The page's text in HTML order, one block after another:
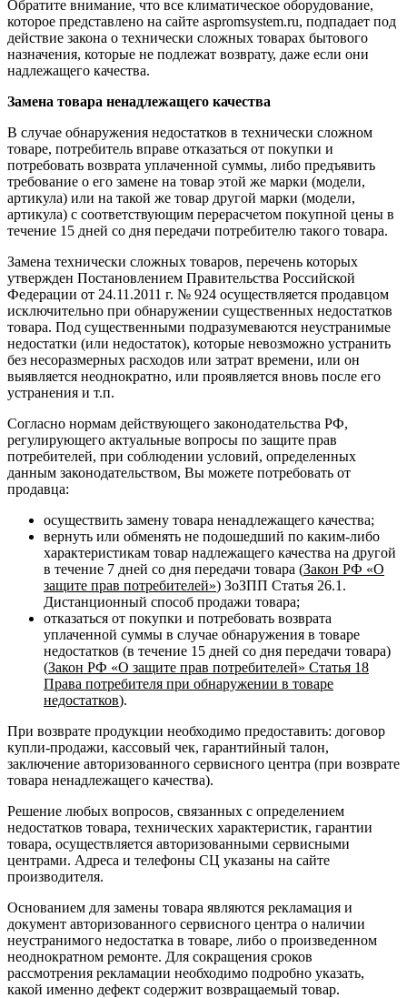
Обратите внимание, что все климатическое оборудование,
которое представлено на сайте aspromsystem.ru, подпадает под
действие закона о технически сложных товарах бытового
назначения, которые не подлежат возврату, даже если они
надлежащего качества.
Замена товара ненадлежащего качества
В случае обнаружения недостатков в технически сложном
товаре, потребитель вправе отказаться от покупки и
потребовать возврата уплаченной суммы, либо предъявить
требование о его замене на товар этой же марки (модели,
артикула) или на такой же товар другой марки (модели,
артикула) с соответствующим перерасчетом покупной цены в
течение 15 дней со дня передачи потребителю такого товара.
Замена технически сложных товаров, перечень которых
утвержден Постановлением Правительства Российской
Федерации от 24.11.2011 г. № 924 осуществляется продавцом
исключительно при обнаружении существенных недостатков
товара. Под существенными подразумеваются неустранимые
недостатки (или недостаток), которые невозможно устранить
без несоразмерных расходов или затрат времени, или он
выявляется неоднократно, или проявляется вновь после его
устранения и т.п.
Согласно нормам действующего законодательства РФ,
регулирующего актуальные вопросы по защите прав
потребителей, при соблюдении условий, определенных
данным законодательством, Вы можете потребовать от
продавца:
осуществить замену товара ненадлежащего качества;
вернуть или обменять не подошедший по каким-либо
характеристикам товар надлежащего качества на другой
в течение 7 дней со дня передачи товара (Закон РФ «О
защите прав потребителей») ЗоЗПП Статья 26.1.
Дистанционный способ продажи товара;
отказаться от покупки и потребовать возврата
уплаченной суммы в случае обнаружения в товаре
недостатков (в течение 15 дней со дня передачи товара)
(Закон РФ «О защите прав потребителей» Статья 18
Права потребителя при обнаружении в товаре
недостатков).
При возврате продукции необходимо предоставить: договор
купли-продажи, кассовый чек, гарантийный талон,
заключение авторизованного сервисного центра (при возврате
товара ненадлежащего качества).
Решение любых вопросов, связанных с определением
недостатков товара, технических характеристик, гарантии
товара, осуществляется авторизованными сервисными
центрами. Адреса и телефоны СЦ указаны на сайте
производителя.
Основанием для замены товара являются рекламация и
документ авторизованного сервисного центра о наличии
неустранимого недостатка в товаре, либо о произведенном
неоднократном ремонте. Для сокращения сроков
рассмотрения рекламации необходимо подробно указать,
какой именно дефект содержит возвращаемый товар.